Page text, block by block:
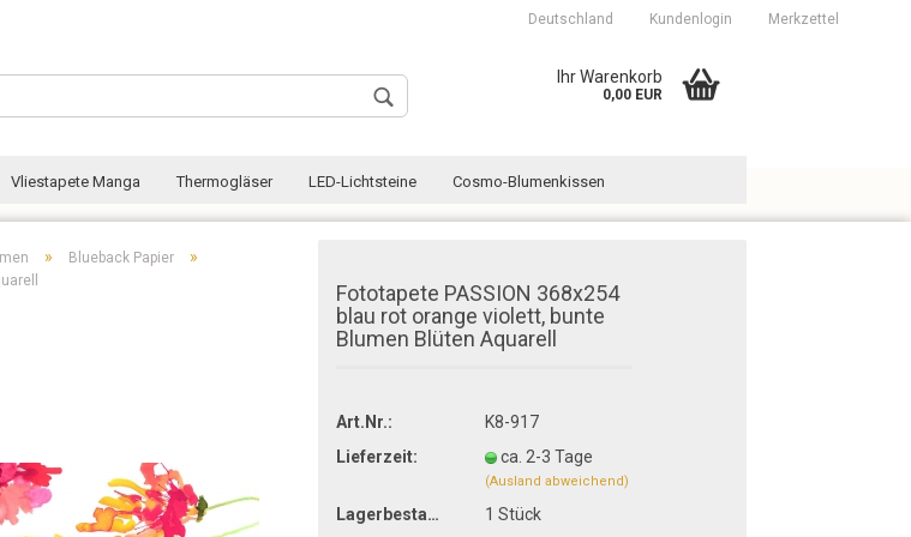
Deutschland
Wohnort
Kundenlogin
Konto erstellen
Merkzettel
Ihr Warenkorb
0,00 EUR
Vliestapete Manga Thermogläser LED-Lichtsteine Cosmo-Blumenkissen
» Blueback Papier »
Fototapete PASSION 368x254
blau rot orange violett, bunte
Blumen Blüten Aquarell
Art.Nr.:
K8-917
Lieferzeit:
ca. 2-3 Tage
(Ausland abweichend)
Lagerbestand: 1Stück